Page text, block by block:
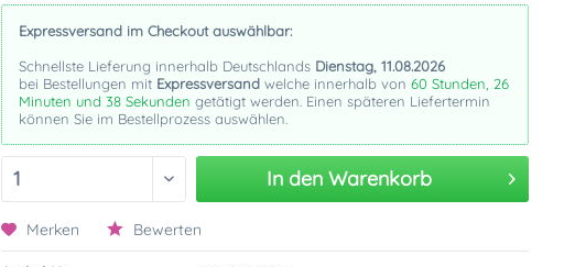
Expressversand im Checkout auswählbar:
Schnellste Lieferung innerhalb Deutschlands Dienstag, 11.08.2026
bei Bestellungen mit Expressversand welche innerhalb von60 Stunden, 26
Minuten und 37 Sekunden getätigt werden. Einen späteren Liefertermin
können Sie im Bestellprozess auswählen.
In den Warenkorb
Merken Bewerten